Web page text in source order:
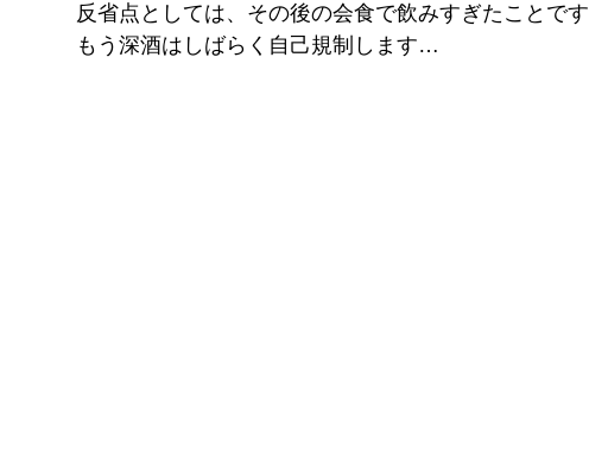
反省点としては、その後の会食で飲みすぎたことです
もう深酒はしばらく自己規制します…